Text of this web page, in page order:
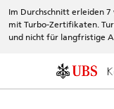
Im Durchschnitt erleiden
mit Turbo-Zertifikaten.
und nicht für langfristige